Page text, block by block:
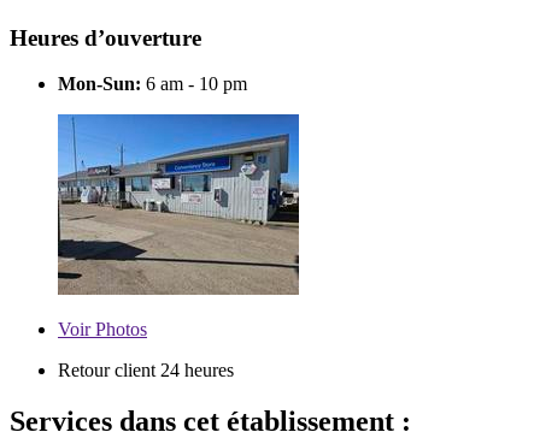
Heures d’ouverture
Mon-Sun: 6 am - 10 pm
VoirPhotos
Retour client 24 heures
Services dans cet établissement :